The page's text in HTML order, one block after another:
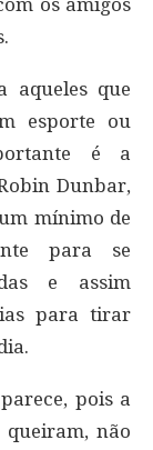
aqueles que
esporte ou
é a
Dunbar,
mínimo de
para se
e assim
para tirar
pois a
não